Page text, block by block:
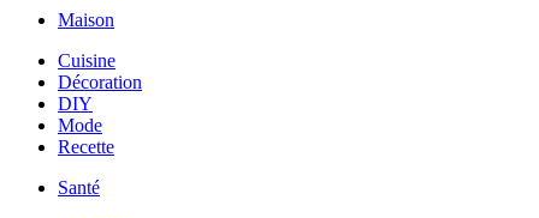
Maison
Cuisine
Décoration
DIY
Mode
Recette
Santé